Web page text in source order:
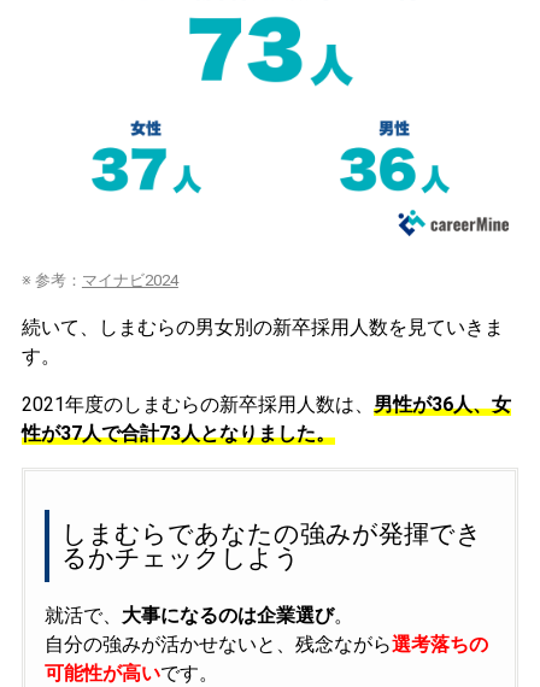
※ 参考： マイナビ2024
続いて、しまむらの男女別の新卒採用人数を見ていきま
す。
2021年度のしまむらの新卒採用人数は、 男性が36人、女
性が37人で合計73人となりました。
しまむらであなたの強みが発揮でき
るかチェックしよう
就活で、 大事になるのは企業選び。
自分の強みが活かせないと、残念ながら選考落ちの
可能性が高いです。